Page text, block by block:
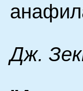
Дж.